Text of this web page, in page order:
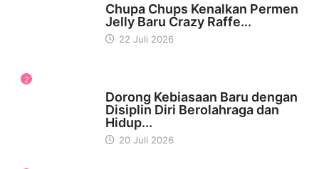
Chupa Chups Kenalkan Permen
Jelly Baru Crazy Raffe...
22 Juli 2026
2
Dorong Kebiasaan Baru dengan
Disiplin Diri Berolahraga dan
Hidup...
20 Juli 2026